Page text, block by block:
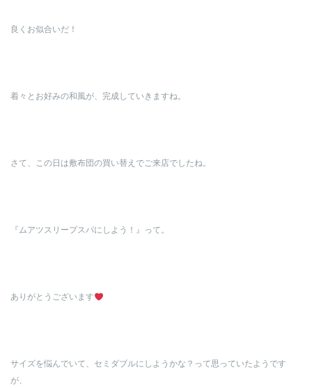
良くお似合いだ！
着々とお好みの和風が、完成していきますね。
さて、この日は敷布団の買い替えでご来店でしたね。
『ムアツスリープスパにしよう！』って。
ありがとうございます
サイズを悩んでいて、セミダブルにしようかな？って思っていたようです
が、